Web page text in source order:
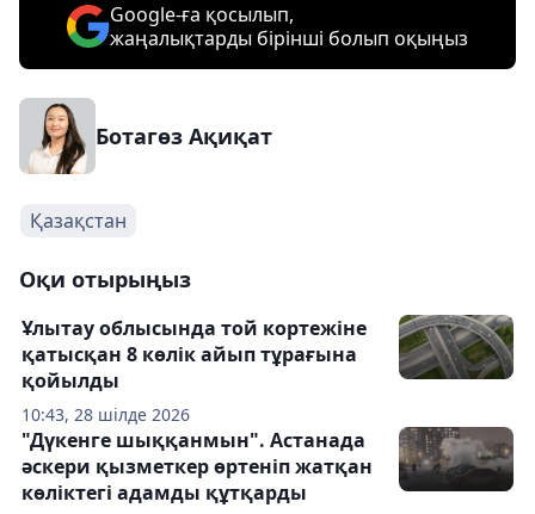
Google-ға қосылып,
жаңалықтарды бірінші болып оқыңыз
Ботагөз Ақиқат
Қазақстан
Оқи отырыңыз
10:43, 28 шілде 2026
Ұлытау облысында той кортежіне
қатысқан 8 көлік айып тұрағына
қойылды
"Дүкенге шыққанмын". Астанада
әскери қызметкер өртеніп жатқан
көліктегі адамды құтқарды